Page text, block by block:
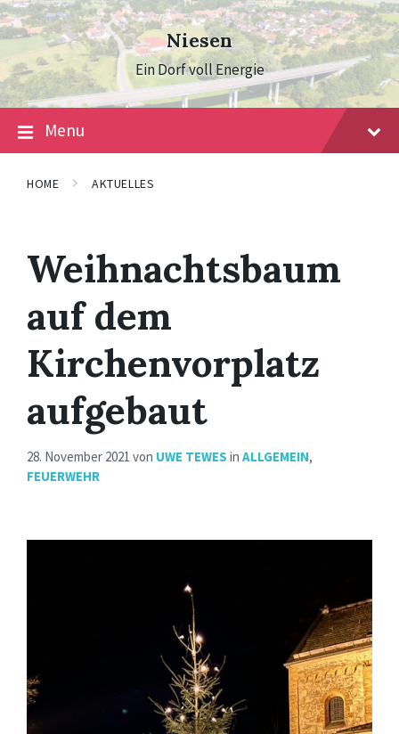
Skip
to
content
Skip
to
main
navigation
Skip
to
footer
Niesen
Ein Dorf voll Energie
Menu
HOME AKTUELLES
Weihnachtsbaum
auf dem
Kirchenvorplatz
aufgebaut
28. November 2021 von UWE TEWES in ALLGEMEIN,
FEUERWEHR